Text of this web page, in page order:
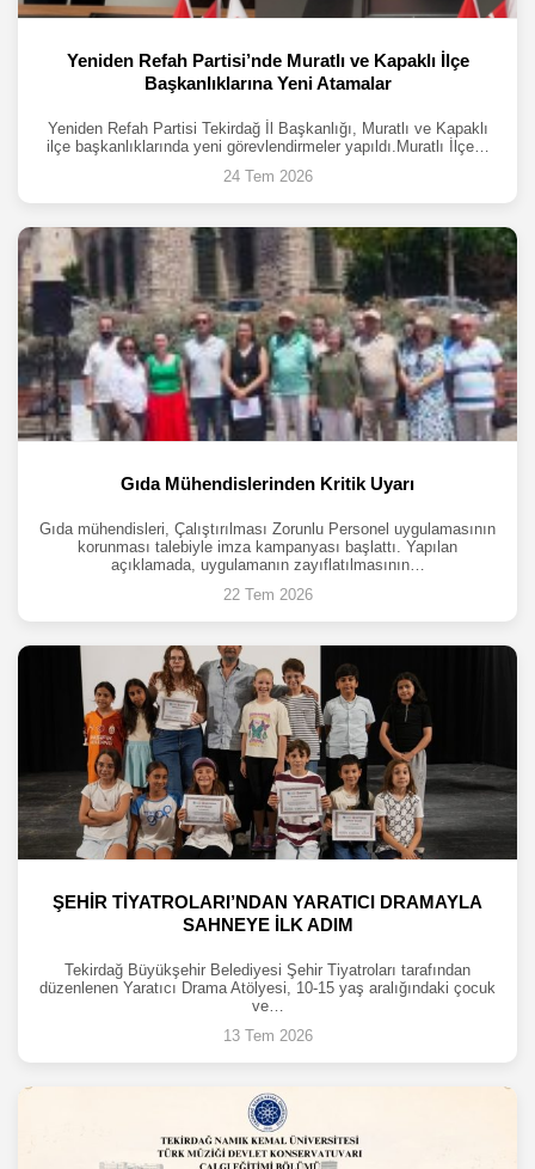
Yeniden Refah Partisi’nde Muratlı ve Kapaklı İlçe
Başkanlıklarına Yeni Atamalar
Yeniden Refah Partisi Tekirdağ İl Başkanlığı, Muratlı ve Kapaklı
ilçe başkanlıklarında yeni görevlendirmeler yapıldı.Muratlı İlçe…
24 Tem 2026
Gıda Mühendislerinden Kritik Uyarı
Gıda mühendisleri, Çalıştırılması Zorunlu Personel uygulamasının
korunması talebiyle imza kampanyası başlattı. Yapılan
açıklamada, uygulamanın zayıflatılmasının…
22 Tem 2026
ŞEHİR TİYATROLARI’NDAN YARATICI DRAMAYLA
SAHNEYE İLK ADIM
Tekirdağ Büyükşehir Belediyesi Şehir Tiyatroları tarafından
düzenlenen Yaratıcı Drama Atölyesi, 10-15 yaş aralığındaki çocuk
ve…
13 Tem 2026